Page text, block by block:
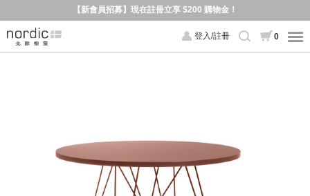
【新會員招募】現在註冊立享 $200 購物金！
登入/註冊 0